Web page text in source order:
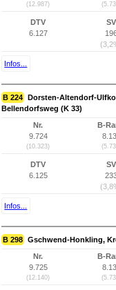
(12.987)
DTV
6.127
SV
Infos...
B 224 Dorsten-Altendorf-
Bellendorfsweg (K 33)
Nr.
9.724
(10.323)
B-
DTV
6.125
SV
Infos...
B 298 Gschwend-Honkling,
Nr.
9.725
(12.140)
B-